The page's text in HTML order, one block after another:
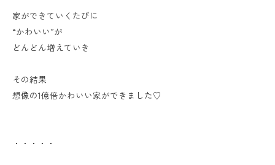
家ができていくたびに
“かわいい”が
どんどん増えていき
その結果
想像の1億倍かわいい家ができました♡
・・・・・